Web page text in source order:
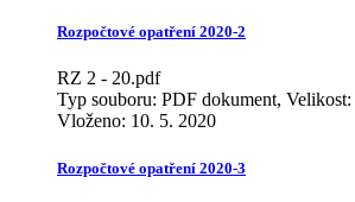
Rozpočtové opatření 2020-2
RZ 2 - 20.pdf
Typ souboru: PDF dokument,
Vloženo: 10. 5. 2020
Rozpočtové opatření 2020-3